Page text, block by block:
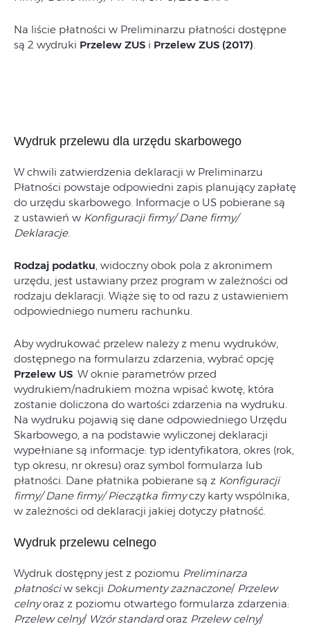
Na liście płatności w Preliminarzu płatności dostępne
są 2 wydruki Przelew ZUS i Przelew ZUS (2017)
Wydruk przelewu dla urzędu skarbowego
W chwili zatwierdzenia deklaracji w Preliminarzu
Płatności powstaje odpowiedni zapis planujący zapłatę
do urzędu skarbowego. Informacje o US pobierane są
z ustawień w Konfiguracji firmy/ Dane firmy/
Deklaracje.
Rodzaj podatku , widoczny obok pola z akronimem
urzędu, jest ustawiany przez program w zależności od
rodzaju deklaracji. Wiąże się to od razu z ustawieniem
odpowiedniego numeru rachunku.
Aby wydrukować przelew należy z menu wydruków,
dostępnego na formularzu zdarzenia, wybrać opcję
Przelew US . W oknie parametrów przed
wydrukiem/nadrukiem można wpisać kwotę, która
zostanie doliczona do wartości zdarzenia na wydruku.
Na wydruku pojawią się dane odpowiedniego Urzędu
Skarbowego, a na podstawie wyliczonej deklaracji
wypełniane są informacje: typ identyfikatora, okres (rok,
typ okresu, nr okresu) oraz symbol formularza lub
płatności. Dane płatnika pobierane są z Konfiguracji
firmy/ Dane firmy/ Pieczątka firmyczy karty wspólnika,
w zależności od deklaracji jakiej dotyczy płatność.
Wydruk przelewu celnego
Wydruk dostępny jest z poziomu Preliminarza
płatnościw sekcji Dokumenty zaznaczone/ Przelew
celnyoraz z poziomu otwartego formularza zdarzenia:
Przelew celny/ Wzór standardoraz Przelew celny/